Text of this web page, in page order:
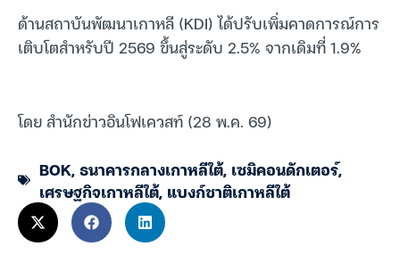
ด้านสถาบันพัฒนาเกาหลี (KDI) ได้ปรับเพิ่มคาดการณ์การ
เติบโตสำหรับปี 2569 ขึ้นสู่ระดับ 2.5% จากเดิมที่ 1.9%
โดย สำนักข่าวอินโฟเควสท์ (28 พ.ค. 69)
BOK,ธนาคารกลางเกาหลีใต้, เซมิคอนดักเตอร์,
เศรษฐกิจเกาหลีใต้, แบงก์ชาติเกาหลีใต้